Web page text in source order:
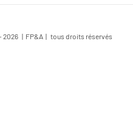
2026 | FP&A | tous droits réservés